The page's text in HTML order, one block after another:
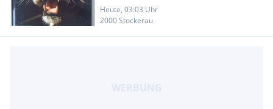
Heute, 03:03 Uhr
2000 Stockerau